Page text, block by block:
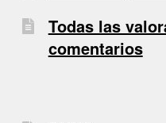
Todas las
comentarios